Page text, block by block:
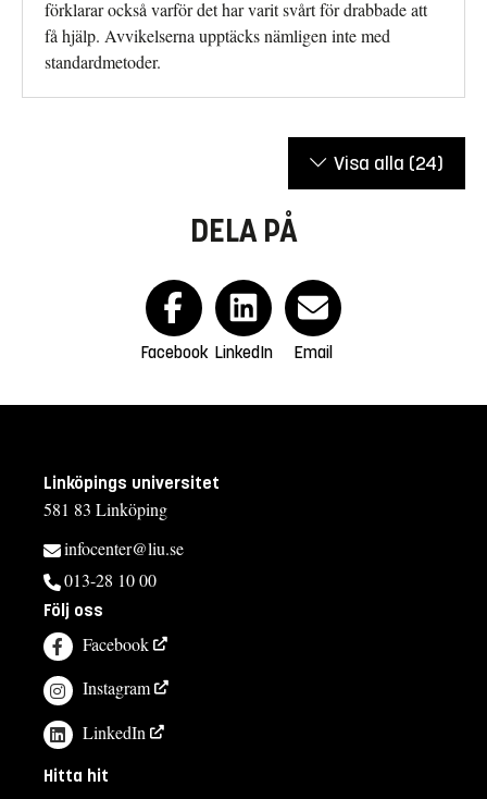
förklarar också varför det har varit svårt för drabbade att
få hjälp. Avvikelserna upptäcks nämligen inte med
standardmetoder.
Visa alla (24)
DELA PÅ
Facebook LinkedIn Email
Linköpings universitet
581 83 Linköping
infocenter@liu.se
013-28 10 00
Följ oss
Facebook
Instagram
LinkedIn
Hitta hit